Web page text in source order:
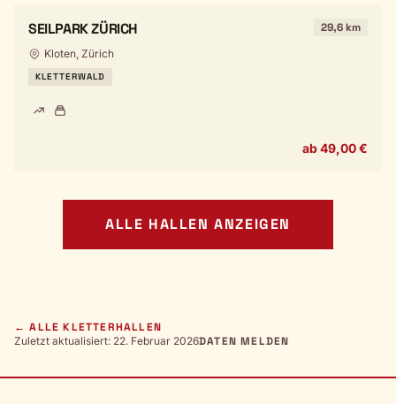
SEILPARK ZÜRICH 29,6 km
Kloten, Zürich
KLETTERWALD
ab 49,00 €
ALLE HALLEN ANZEIGEN
← ALLE KLETTERHALLEN
Zuletzt aktualisiert: 22. Februar 2026DATEN MELDEN